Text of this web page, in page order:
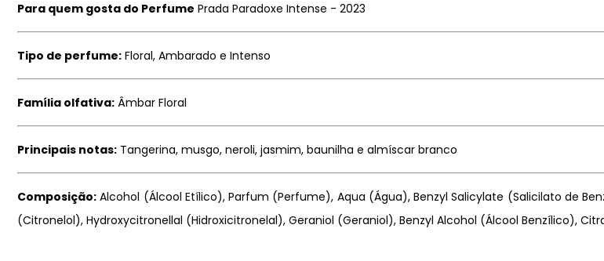
Para quem gosta do Perfume Prada Paradoxe Intense - 2023
Tipo de perfume: Floral, Ambarado e Intenso
Família olfativa: Âmbar Floral
Principais notas: Tangerina, musgo, neroli, jasmim, baunilha e almíscar branco
Composição: Alcohol (Álcool Etílico), Parfum (Perfume), Aqua (Água), Benzyl Salicylate (Salicilato de
(Citronelol), Hydroxycitronellal (Hidroxicitronelal), Geraniol (Geraniol), Benzyl Alcohol (Álcool Benzílico),